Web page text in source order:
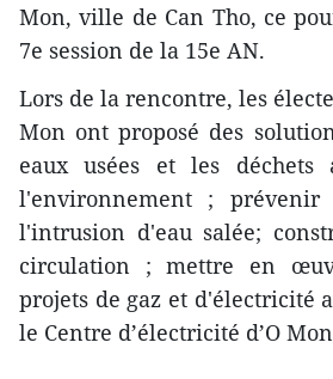
Mon, ville de Can Tho, ce
7e session de la 15e AN.
Lors de la rencontre, les
Mon ont proposé des
eaux usées et les
l'environnement ; prévenir
l'intrusion d'eau salée;
circulation ; mettre en
projets de gaz et d'électricité
le Centre d’électricité d’O